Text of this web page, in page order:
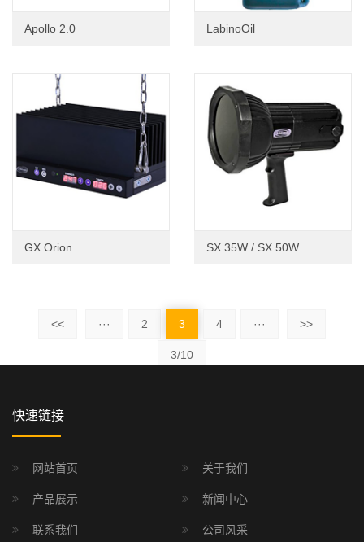
Apollo 2.0 LabinoOil
GX Orion SX 35W / SX 50W
<< ··· 2 3 4 ··· >>
3/10
快速链接
网站首页 关于我们
产品展示 新闻中心
联系我们 公司风采